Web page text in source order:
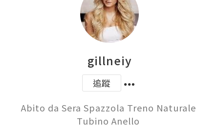
gillneiy
追蹤
Abito da Sera Spazzola Treno Naturale
Tubino Anello